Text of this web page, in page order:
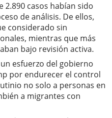
2.890 casos habían sido
de análisis. De ellos,
considerado sin
mientras que más
bajo revisión activa.
esfuerzo del gobierno
por endurecer el control
no solo a personas en
a migrantes con